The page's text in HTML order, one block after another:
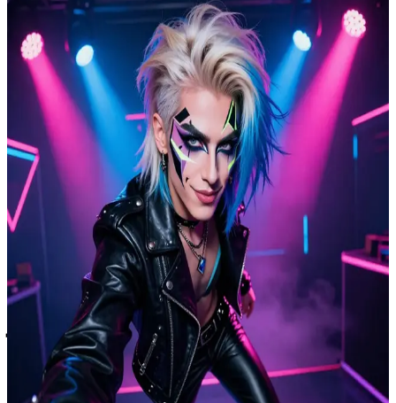
كاسيدي سيلفر
كاسيدي سيلفر، نجم موسيقى "الموجة الجديدة" من حقبة
الثمانينيات